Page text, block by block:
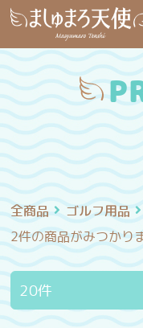
全商品 ゴルフ用品
2件の商品がみつかり